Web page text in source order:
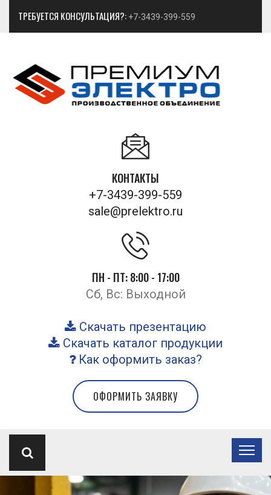
ТРЕБУЕТСЯ КОНСУЛЬТАЦИЯ?: +7-3439-399-559
КОНТАКТЫ
+7-3439-399-559
sale@prelektro.ru
ПН - ПТ: 8:00 - 17:00
Сб, Вс: Выходной
Скачать презентацию
Скачать каталог продукции
Как оформить заказ?
ОФОРМИТЬ ЗАЯВКУ